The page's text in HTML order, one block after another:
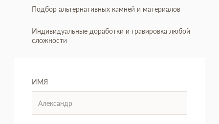
Подбор альтернативных камней и материалов
Индивидуальные доработки и гравировка любой
сложности
ИМЯ